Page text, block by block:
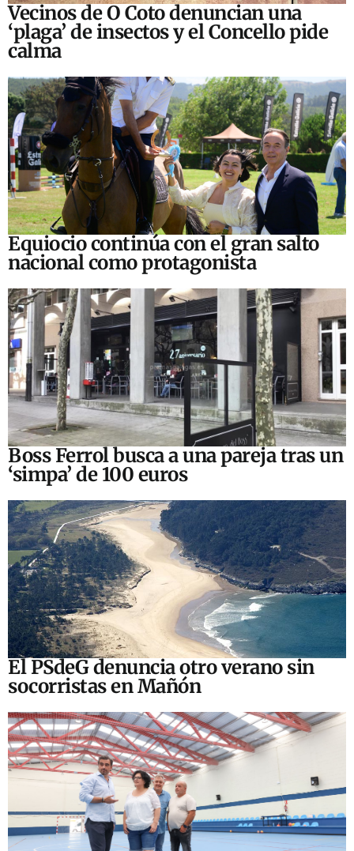
Vecinos de O Coto denuncian una
‘plaga’ de insectos y el Concello pide
calma
Equiocio continúa con el gran salto
nacional como protagonista
Boss Ferrol busca a una pareja tras un
‘simpa’ de 100 euros
El PSdeG denuncia otro verano sin
socorristas en Mañón